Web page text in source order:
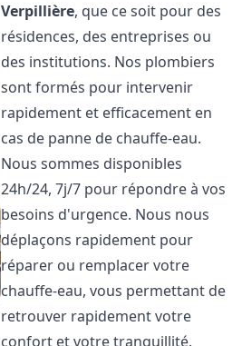
Verpillière, que ce soit pour des
résidences, des entreprises ou
des institutions. Nos plombiers
sont formés pour intervenir
rapidement et efficacement en
cas de panne de chauffe-eau.
Nous sommes disponibles
24h/24, 7j/7 pour répondre à vos
besoins d'urgence. Nous nous
déplaçons rapidement pour
réparer ou remplacer votre
chauffe-eau, vous permettant de
retrouver rapidement votre
confort et votre tranquillité.